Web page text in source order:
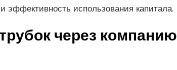
эффективность использования капитала.
через компанию